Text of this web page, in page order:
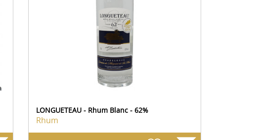
LONGUETEAU - Rhum Blanc - 62%
Rhum